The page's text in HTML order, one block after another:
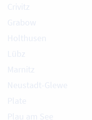
Crivitz
Grabow
Holthusen
Lübz
Marnitz
Neustadt-Glewe
Plate
Plau am See